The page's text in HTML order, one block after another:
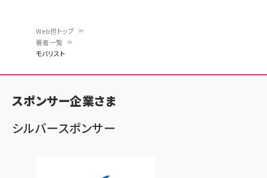
ン
く
ず
Web担トップ
著者一覧
モバリスト
スポンサー企業さま
シルバースポンサー